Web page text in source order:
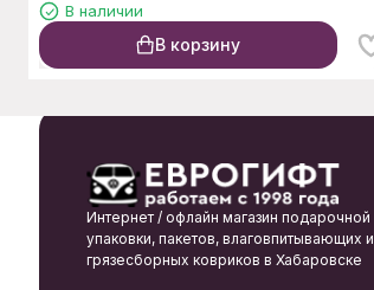
В наличии
В корзину
Интернет / офлайн магазин подарочной
упаковки, пакетов, влаговпитывающих и
грязесборных ковриков в Хабаровске